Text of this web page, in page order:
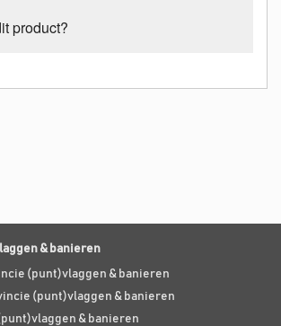
product?
& banieren
(punt)vlaggen & banieren
(punt)vlaggen & banieren
& banieren